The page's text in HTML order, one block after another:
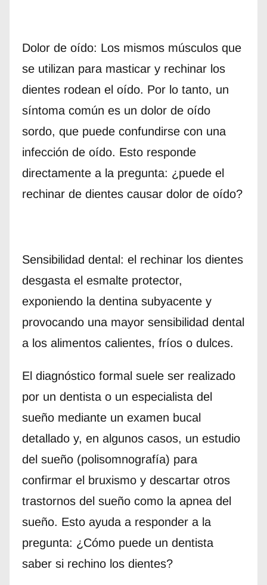
Dolor de oído: Los mismos músculos que
se utilizan para masticar y rechinar los
dientes rodean el oído. Por lo tanto, un
síntoma común es un dolor de oído
sordo, que puede confundirse con una
infección de oído. Esto responde
directamente a la pregunta: ¿puede el
rechinar de dientes causar dolor de oído?
Sensibilidad dental: el rechinar los dientes
desgasta el esmalte protector,
exponiendo la dentina subyacente y
provocando una mayor sensibilidad dental
a los alimentos calientes, fríos o dulces.
El diagnóstico formal suele ser realizado
por un dentista o un especialista del
sueño mediante un examen bucal
detallado y, en algunos casos, un estudio
del sueño (polisomnografía) para
confirmar el bruxismo y descartar otros
trastornos del sueño como la apnea del
sueño. Esto ayuda a responder a la
pregunta: ¿Cómo puede un dentista
saber si rechino los dientes?